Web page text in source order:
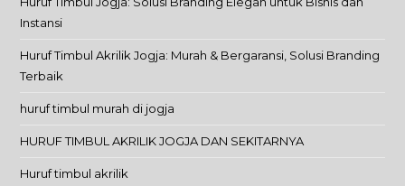
Instansi
Huruf Timbul Akrilik Jogja: Murah & Bergaransi, Solusi Branding
Terbaik
huruf timbul murah di jogja
HURUF TIMBUL AKRILIK JOGJA DAN SEKITARNYA
Huruf timbul akrilik